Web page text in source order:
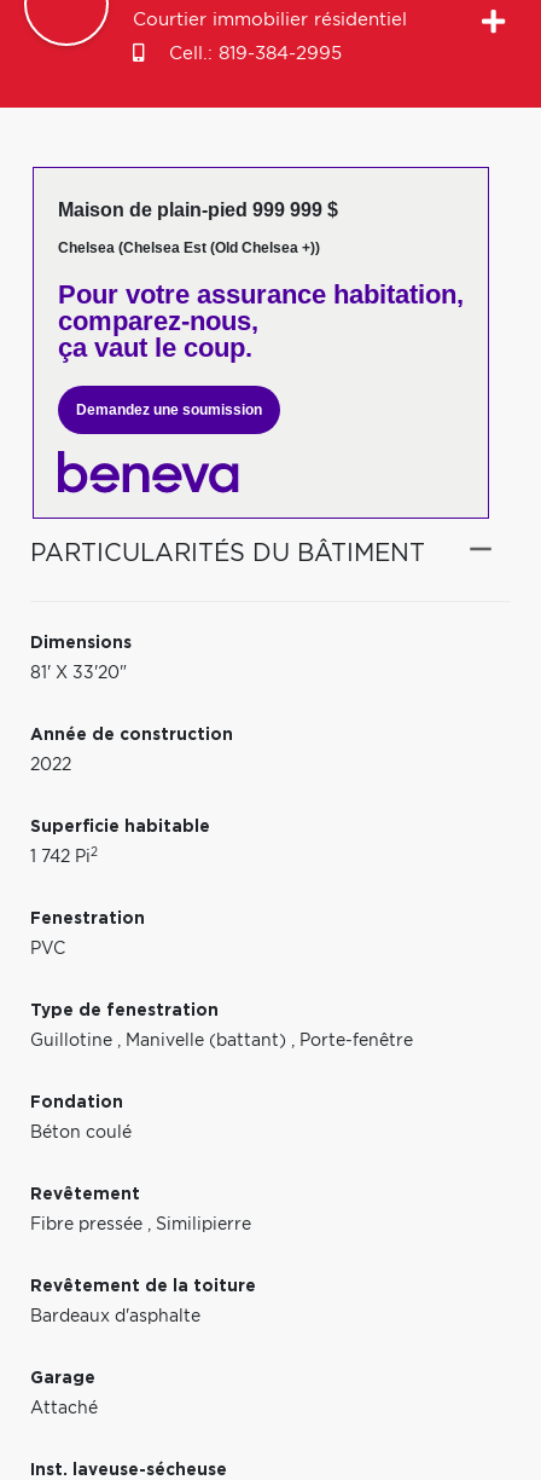
Courtier immobilier résidentiel
Cell.: 819-384-2995
Maison de plain-pied 999 999 $
Chelsea (Chelsea Est (Old Chelsea +))
Pour votreassurance habitation,
comparez-nous,
ça vaut le coup.
Demandez une soumission
PARTICULARITÉS DU BÂTIMENT
Dimensions
81' X 33'20"
Année de construction
2022
Superficie habitable
1 742 Pi2
Fenestration
PVC
Type de fenestration
Guillotine , Manivelle (battant) , Porte-fenêtre
Fondation
Béton coulé
Revêtement
Fibre pressée , Similipierre
Revêtement de la toiture
Bardeaux d'asphalte
Garage
Attaché
Inst. laveuse-sécheuse